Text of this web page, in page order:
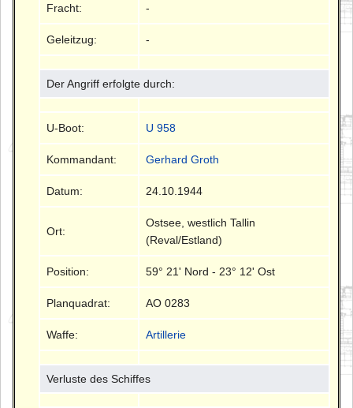
Fracht: -
Geleitzug: -
Der Angriff erfolgte durch:
U-Boot: U 958
Kommandant: Gerhard Groth
Datum: 24.10.1944
Ort:
Ostsee, westlich Tallin
(Reval/Estland)
Position: 59° 21' Nord - 23° 12' Ost
Planquadrat: AO 0283
Waffe: Artillerie
Verluste des Schiffes